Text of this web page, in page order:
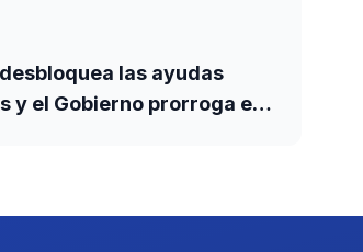
las ayudas
y el Gobierno prorroga el